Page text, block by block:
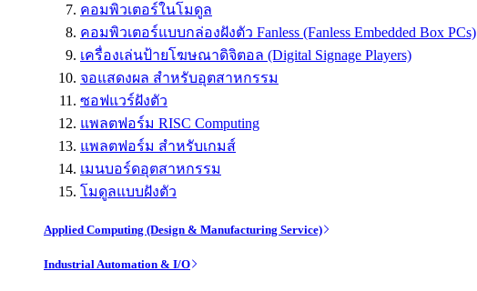
คอมพิวเตอร์ในโมดูล
คอมพิวเตอร์แบบกล่องฝังตัว Fanless (Fanless Embedded Box PCs)
เครื่องเล่นป้ายโฆษณาดิจิตอล (Digital Signage Players)
จอแสดงผล สำหรับอุตสาหกรรม
ซอฟแวร์ฝังตัว
แพลตฟอร์ม RISC Computing
แพลตฟอร์ม สำหรับเกมส์
เมนบอร์ดอุตสาหกรรม
โมดูลแบบฝังตัว
Applied Computing (Design & Manufacturing Service)
Industrial Automation & I/O